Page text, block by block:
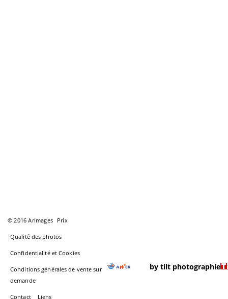
© 2016 Arimages Prix
Qualité des photos
Confidentialité et Cookies
Conditions générales de vente sur
demande
Contact Liens
by tilt photographie